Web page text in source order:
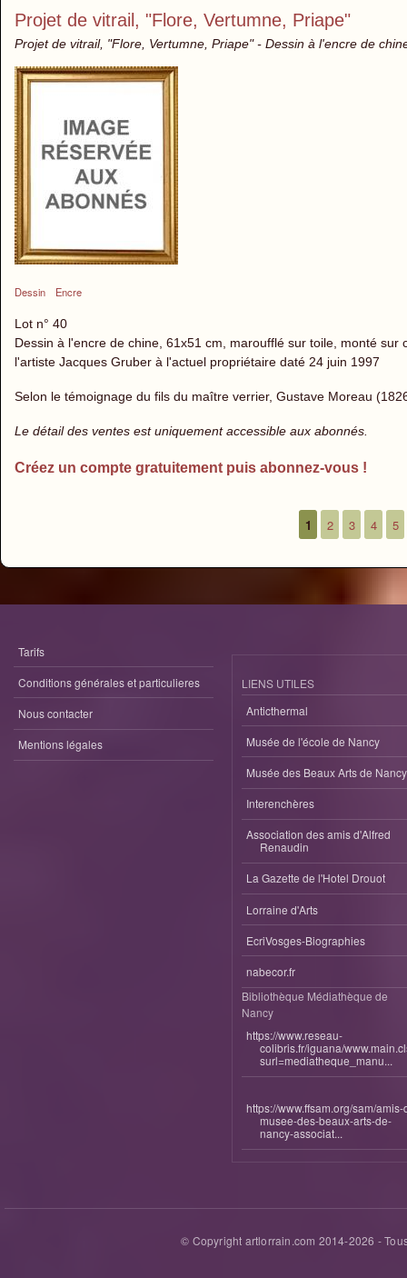
Projet de vitrail, "Flore, Vertumne, Priape"
Projet de vitrail, "Flore, Vertumne, Priape" - Dessin à l'encre de
Dessin Encre
Lot n° 40
Dessin à l'encre de chine, 61x51 cm, maroufflé sur toile, monté
l'artiste Jacques Gruber à l'actuel propriétaire daté 24 juin 1997
Selon le témoignage du fils du maître verrier, Gustave Moreau
Le détail des ventes est uniquement accessible aux abonnés.
Créez un compte gratuitement puis abonnez-vous !
1 2 3 4 5
Tarifs
Conditions générales et particulieres
Nous contacter
Mentions légales
LIENS UTILES
Anticthermal
Musée de l'école de Nancy
Musée des Beaux Arts de Nancy
Interenchères
Association des amis d'Alfred
Renaudin
La Gazette de l'Hotel Drouot
Lorraine d'Arts
EcriVosges-Biographies
nabecor.fr
Bibliothèque Médiathèque de
Nancy
https://www.reseau-
colibris.fr/iguana/
surl=mediatheque_manu...
https://www.ffsam.org/sam/amis-
musee-des-beaux-arts-de-
nancy-associat...
© Copyright artlorrain.com 2014-2026 -